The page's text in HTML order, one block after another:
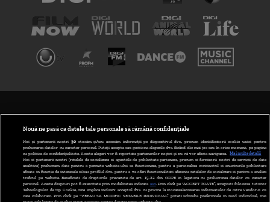
ABONARE DIGI TV
GESTIONAȚI PREFERINȚELE
CODUL DIGI24
Nouă ne pasă ca datele tale personale să rămână confidențiale
Noi și partenerii noștri 30stocăm și/sau accesăm informații pe dispozitivul dvs., precum identificatorii cookie unici pentru
prelucrarea datelor cu caracter personal. Puteți accepta sau gestiona alegerile dvs. făcând clic mai jos sau în orice moment, pe pagina
cu politica de confidențialitate. Aceste alegeri vor fi raportate partenerilor noștri și nu vă vor afecta navigarea.
Mai multe detalii
Noi si partenerii nostri (retelele de socializare si agentiile de publicitate partenere, precum si furnizorii nostri de servicii de date
analitice) prelucram date pentru a permite website-ului sa functioneze, pentru a personaliza continutul si anunturile publicitare
afisate in functie de interesele si/sau profilul dvs., pentru a va oferi functionalitati aferente retelelor de socializare si pentru a analiza
traficul pe website. Beneficiati de drepturile prevazute de art. 15-22 din GDPR in legatura cu prelucrarea datelor cu caracter
personal. Aceste drepturi pot fi exercitate prin modalitatea indicata aici. Prin click pe “ACCEPT TOATE”, acceptati folosirea tuturor
Tehnologiilor de tip Cookie, care implica inclusiv acceptul dvs. cu privire la stocarea/accesarea informatiilor de catre Vendor-ii cu
care colaboram. Prin click pe “VREAU SA MODIFIC SETARILE INDIVIDUAL” puteti schimba preferintele in mod individual, mai